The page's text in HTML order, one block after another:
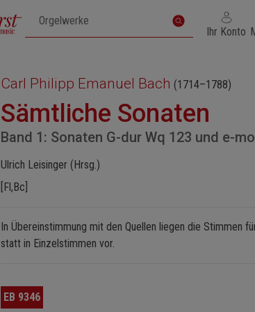
Ihr Konto
Carl Philipp Emanuel Bach (1714–1788)
Sämtliche Sonaten
Band 1: Sonaten G-dur Wq 123 und e-
Ulrich Leisinger (Hrsg.)
[Fl,Bc]
In Übereinstimmung mit den Quellen liegen die Stimmen
statt in Einzelstimmen vor.
EB 9346